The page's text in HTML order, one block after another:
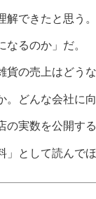
できたと思う。
るのか」だ。
の売上はどう
どんな会社に
実数を公開する
として読んでほ